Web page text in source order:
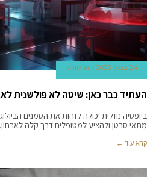
24 במאי 2023 גל טוויטו
העתיד כבר כאן: שיטה לא פולשנית
ביופסיה נוזלית יכולה לזהות את הסמנים
מתאי סרטן ולהציע למטופלים דרך קלה
קרא עוד ←